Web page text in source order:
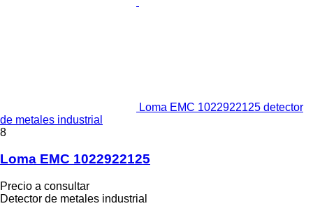
Loma EMC 1022922125 detector
de metales industrial
8
Loma EMC 1022922125
Precio a consultar
Detector de metales industrial